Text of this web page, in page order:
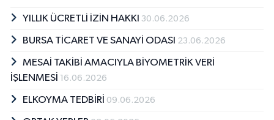
YILLIK ÜCRETLİ İZİN HAKKI 30.06.2026
BURSA TİCARET VE SANAYİ ODASI 23.06.2026
MESAİ TAKİBİ AMACIYLA BİYOMETRİK VERİ
İŞLENMESİ 16.06.2026
ELKOYMA TEDBİRİ 09.06.2026